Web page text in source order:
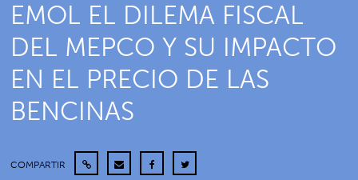
EMOL EL DILEMA FISCAL
DEL MEPCO Y SU IMPACTO
EN EL PRECIO DE LAS
BENCINAS
COMPARTIR